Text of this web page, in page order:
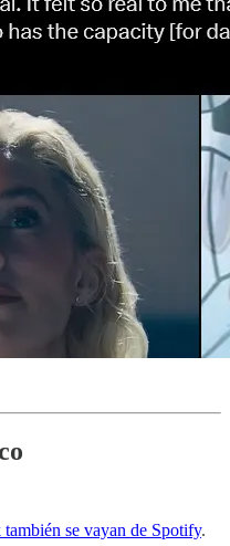
se vayan de Spotify.